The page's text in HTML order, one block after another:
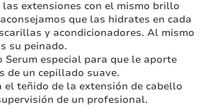
extensiones con el mismo brillo
que las hidrates en cada
y acondicionadores. Al mismo
su peinado.
especial para que le aporte
de un cepillado suave.
el teñido de la extensión de cabello
de un profesional.